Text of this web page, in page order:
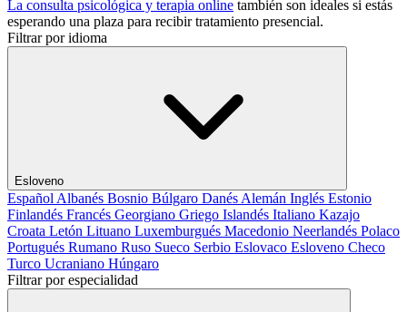
La consulta psicológica y terapia online también son ideales si estás
esperando una plaza para recibir tratamiento presencial.
Filtrar por idioma
Esloveno
Español Albanés Bosnio Búlgaro Danés Alemán Inglés Estonio
Finlandés Francés Georgiano Griego Islandés Italiano Kazajo
Croata Letón Lituano Luxemburgués Macedonio Neerlandés Polaco
Portugués Rumano Ruso Sueco Serbio Eslovaco Esloveno Checo
Turco Ucraniano Húngaro
Filtrar por especialidad